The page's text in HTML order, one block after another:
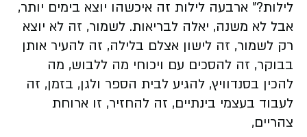
לילות?" ארבעה לילות זה איכשהו יוצא בימים יותר,
אבל לא משנה, יאלה לבריאות. לשמור, זה לא יוצא
רק לשמור, זה לישון אצלם בלילה, זה להעיר אותן
בבוקר, זה להסכים עם ויכוחי מה ללבוש, מה
להכין בסנדוויץ, להגיע לבית הספר ולגן, בזמן, זה
לעבוד בעצמי בינתיים, זה להחזיר, זו ארוחת
צהריים,